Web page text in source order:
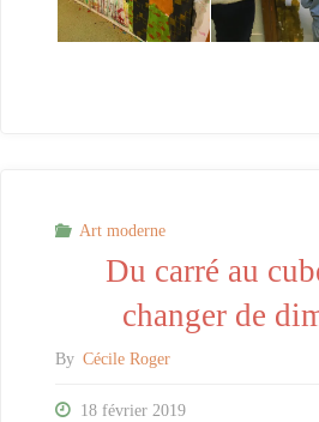
Art moderne
Du carré au
changer de
By Cécile Roger
18 février 2019